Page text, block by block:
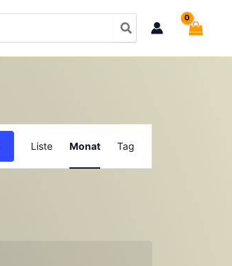
Ansichten-
Liste Monat Tag